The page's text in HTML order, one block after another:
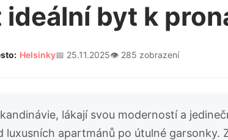
ideální byt k
Helsinky📅 25.11.2025👁️ 285 zobrazení
lákají svou moderností a
luxusních apartmánů po útulné